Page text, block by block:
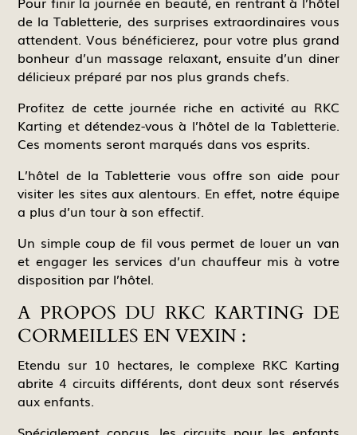
de la Tabletterie, des surprises extraordinaires vous
attendent. Vous bénéficierez, pour votre plus grand
bonheur d’un massage relaxant, ensuite d’un diner
délicieux préparé par nos plus grands chefs.
Profitez de cette journée riche en activité au RKC
Karting et détendez-vous à l’hôtel de la Tabletterie.
Ces moments seront marqués dans vos esprits.
L’hôtel de la Tabletterie vous offre son aide pour
visiter les sites aux alentours. En effet, notre équipe
a plus d’un tour à son effectif.
Un simple coup de fil vous permet de louer un van
et engager les services d’un chauffeur mis à votre
disposition par l’hôtel.
A PROPOS DU RKC KARTING DE
CORMEILLES EN VEXIN :
Etendu sur 10 hectares, le complexe RKC Karting
abrite 4 circuits différents, dont deux sont réservés
aux enfants.